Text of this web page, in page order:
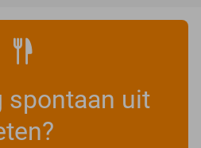
spontaan uit